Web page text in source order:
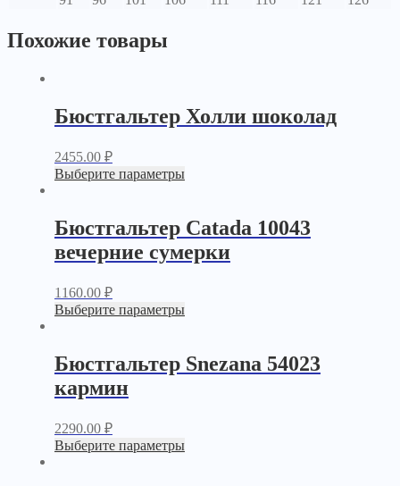
Похожие товары
Бюстгальтер Холли шоколад
2455.00 ₽
Выберите параметры
Бюстгальтер Catada 10043
вечерние сумерки
1160.00 ₽
Выберите параметры
Бюстгальтер Snezana 54023
кармин
2290.00 ₽
Выберите параметры